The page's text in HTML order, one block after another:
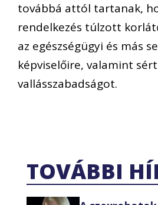
továbbá attól tartanak,
rendelkezés túlzott
az egészségügyi és más
képviselőire, valamint
vallásszabadságot.
TOVÁBBI